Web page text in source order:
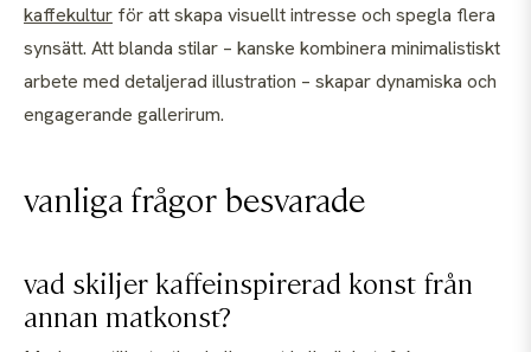
kaffekultur för att skapa visuellt intresse och spegla flera
synsätt. Att blanda stilar – kanske kombinera minimalistiskt
arbete med detaljerad illustration – skapar dynamiska och
engagerande gallerirum.
vanliga frågor besvarade
vad skiljer kaffeinspirerad konst från
annan matkonst?